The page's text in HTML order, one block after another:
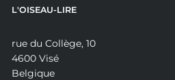
L'OISEAU-LIRE
rue du Collège, 10
4600 Visé
Belgique